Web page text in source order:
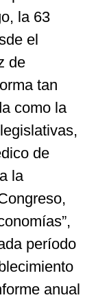
la 63
el
de
tan
como la
de
la
período
anual